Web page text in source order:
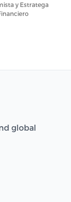
y Estratega
global